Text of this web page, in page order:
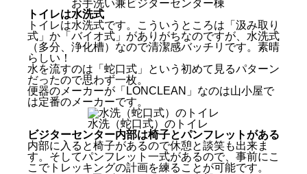
お手洗い兼ビジターセンター棟
トイレは水洗式
トイレは水洗式です。こういうところは「汲み取り
式」か「バイオ式」がありがちなのですが、水洗式
（多分、浄化槽）なので清潔感バッチリです。素晴
らしい！
水を流すのは「蛇口式」という初めて見るパターン
だったので思わず一枚。
便器のメーカーが「LONCLEAN」なのは山小屋で
は定番のメーカーです。
水洗（蛇口式）のトイレ
ビジターセンター内部は椅子とパンフレットがある
内部に入ると椅子があるので休憩と談笑も出来ま
す。そしてパンフレット一式があるので、事前にこ
こでトレッキングの計画を練ることが可能です。